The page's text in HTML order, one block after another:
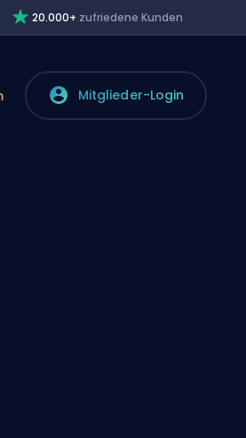
20.000+ zufriedene Kunden
Mitglieder-Login